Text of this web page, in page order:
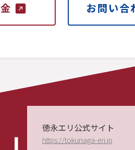
お問い合
徳永エリ公式サイト
https://tokunaga-eri.jp